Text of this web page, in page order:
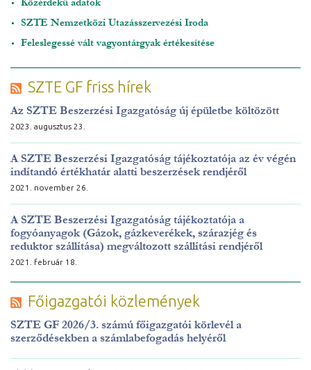
Közérdekű adatok
SZTE Nemzetközi Utazásszervezési Iroda
Feleslegessé vált vagyontárgyak értékesítése
SZTE GF friss hírek
Az SZTE Beszerzési Igazgatóság új épületbe költözött
2023. augusztus 23.
A SZTE Beszerzési Igazgatóság tájékoztatója az év végén
indítandó értékhatár alatti beszerzések rendjéről
2021. november 26.
A SZTE Beszerzési Igazgatóság tájékoztatója a
fogyóanyagok (Gázok, gázkeverékek, szárazjég és
reduktor szállítása) megváltozott szállítási rendjéről
2021. február 18.
Főigazgatói közlemények
SZTE GF 2026/3. számú főigazgatói körlevél a
szerződésekben a számlabefogadás helyéről